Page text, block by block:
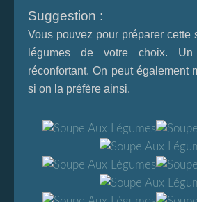
Suggestion :
Vous pouvez pour préparer cette
légumes de votre choix.
réconfortant. On peut également
si on la préfère ainsi.